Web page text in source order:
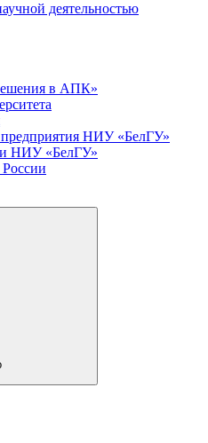
деятельностью
в АПК»
НИУ «БелГУ»
НИУ «БелГУ»